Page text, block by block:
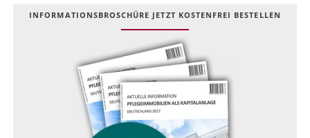
INFOR­MATIONS­BROSCHÜRE JETZT KOSTEN­FREI BESTELLEN